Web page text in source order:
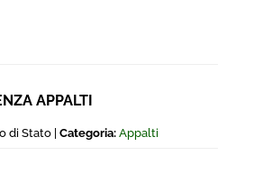
APPALTI
di Stato | Categoria: Appalti